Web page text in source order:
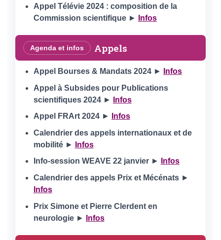
Appel Télévie 2024 : composition de la
Commission scientifique► Infos
Agenda et infos Appels
Appel Bourses & Mandats 2024►
Infos
Appel à Subsides pour Publications
scientifiques 2024►
Infos
Appel FRArt 2024►
Infos
Calendrier des appels internationaux et de
mobilité►
Infos
Info-session WEAVE 22 janvier►
Infos
Calendrier des appels Prix et Mécénats►
Infos
Prix Simone et Pierre Clerdent en
neurologie► Infos